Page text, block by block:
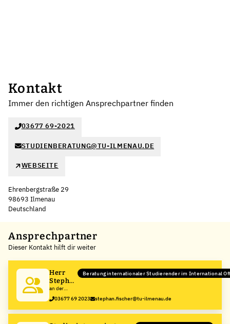
Kontakt
Immer den richtigen Ansprechpartner finden
03677 69-2021
STUDIENBERATUNG@TU-ILMENAU.DE
WEBSEITE
Ehrenbergstraße 29
98693 Ilmenau
Deutschland
+
−
Ansprechpartner
Dieser Kontakt hilft dir weiter
Herr
Stephan
Fischer
an der
Technische
Universität
Ilmenau
Beratung internationaler Studierender im International
03677 69 2023 stephan.fischer@tu-ilmenau.de